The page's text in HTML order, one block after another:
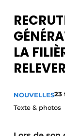
Privacy
Termes
LA
RELEVER
NOUVELLES23
Texte & photos